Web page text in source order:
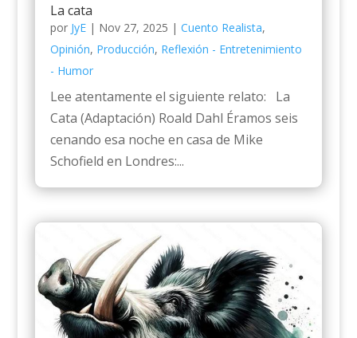
La cata
por JyE| Nov 27, 2025 | Cuento Realista,
Opinión, Producción, Reflexión - Entretenimiento
- Humor
Lee atentamente el siguiente relato: La
Cata (Adaptación) Roald Dahl Éramos seis
cenando esa noche en casa de Mike
Schofield en Londres:...